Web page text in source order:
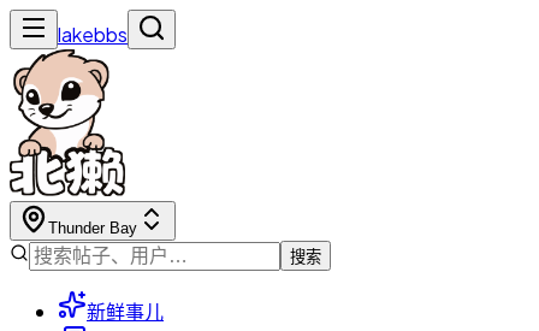
lakebbs
Thunder Bay
搜索
新鲜事儿